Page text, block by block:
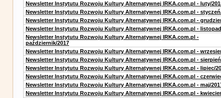
Newsletter Instytutu Rozwoju Kultury Alternatywnej IRKA.com.pl - luty/
Newsletter Instytutu Rozwoju Kultury Alternatywnej IRKA.com.pl -
Newsletter Instytutu Rozwoju Kultury Alternatywnej IRKA.com.pl -
Newsletter Instytutu Rozwoju Kultury Alternatywnej IRKA.com.pl -
Newsletter Instytutu Rozwoju Kultury Alternatywnej IRKA.com.pl -
październik/2017
Newsletter Instytutu Rozwoju Kultury Alternatywnej IRKA.com.pl -
Newsletter Instytutu Rozwoju Kultury Alternatywnej IRKA.com.pl -
Newsletter Instytutu Rozwoju Kultury Alternatywnej IRKA.com.pl - lipiec/
Newsletter Instytutu Rozwoju Kultury Alternatywnej IRKA.com.pl -
Newsletter Instytutu Rozwoju Kultury Alternatywnej IRKA.com.pl - maj/
Newsletter Instytutu Rozwoju Kultury Alternatywnej IRKA.com.pl -